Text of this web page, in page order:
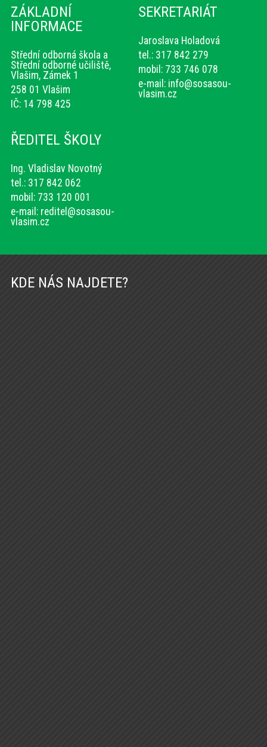
ZÁKLADNÍ
INFORMACE
Střední odborná škola a
Střední odborné učiliště,
Vlašim, Zámek 1
258 01 Vlašim
IČ: 14 798 425
SEKRETARIÁT
Jaroslava Holadová
tel.: 317 842 279
mobil: 733 746 078
e-mail: info@sosasou-
vlasim.cz
ŘEDITEL ŠKOLY
Ing. Vladislav Novotný
tel.: 317 842 062
mobil: 733 120 001
e-mail: reditel@sosasou-
vlasim.cz
KDE NÁS NAJDETE?